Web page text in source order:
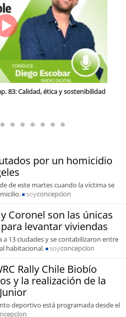
por un homicidio
de este martes cuando la víctima se
soyconcepcion
Coronel son las únicas
levantar viviendas
a 13 ciudades y se contabilizaron entre
habitacional.
soyconcepcion
Rally Chile Biobío
y la realización de la
deportivo está programada desde el